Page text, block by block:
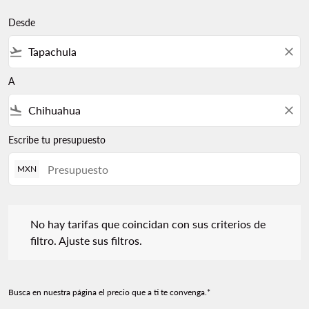
Desde
flight_takeoff close
A
flight_land close
Escribe tu presupuesto
MXN
No hay tarifas que coincidan con sus criterios de
filtro. Ajuste sus filtros.
Busca en nuestra página el precio que a ti te convenga.*